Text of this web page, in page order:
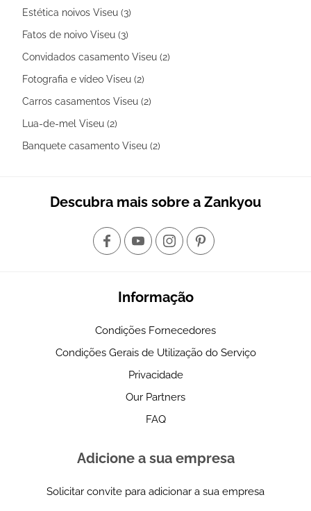
Estética noivos Viseu (3)
Fatos de noivo Viseu (3)
Convidados casamento Viseu (2)
Fotografia e vídeo Viseu (2)
Carros casamentos Viseu (2)
Lua-de-mel Viseu (2)
Banquete casamento Viseu (2)
Descubra mais sobre a Zankyou
Informação
Condições Fornecedores
Condições Gerais de Utilização do Serviço
Privacidade
Our Partners
FAQ
Adicione a sua empresa
Solicitar convite para adicionar a sua empresa